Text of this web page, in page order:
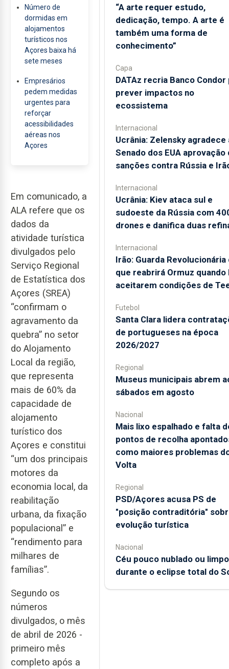
Número de
dormidas em
alojamentos
turísticos nos
Açores baixa há
sete meses
Empresários
pedem medidas
urgentes para
reforçar
acessibilidades
aéreas nos
Açores
Em comunicado, a
ALA refere que os
dados da
atividade turística
divulgados pelo
Serviço Regional
de Estatística dos
Açores (SREA)
“confirmam o
agravamento da
quebra” no setor
do Alojamento
Local da região,
que representa
mais de 60% da
capacidade de
alojamento
turístico dos
Açores e constitui
“um dos principais
motores da
economia local, da
reabilitação
urbana, da fixação
populacional” e
“rendimento para
milhares de
famílias”.
Segundo os
números
divulgados, o mês
de abril de 2026 -
primeiro mês
completo após a
“A arte requer estudo,
dedicação, tempo. A arte é
também uma forma de
conhecimento”
Capa
DATAz recria Banco Condor
prever impactos no
ecossistema
Internacional
Ucrânia: Zelensky agradece
Senado dos EUA aprovação
sanções contra Rússia e
Internacional
Ucrânia: Kiev ataca sul e
sudoeste da Rússia com
drones e danifica duas
Internacional
Irão: Guarda Revolucionária
que reabrirá Ormuz quando
aceitarem condições de
Futebol
Santa Clara lidera
de portugueses na época
2026/2027
Regional
Museus municipais abrem
sábados em agosto
Nacional
Mais lixo espalhado e falta
pontos de recolha
como maiores problemas
Volta
Regional
PSD/Açores acusa PS de
"posição contraditória"
evolução turística
Nacional
Céu pouco nublado ou limpo
durante o eclipse total do